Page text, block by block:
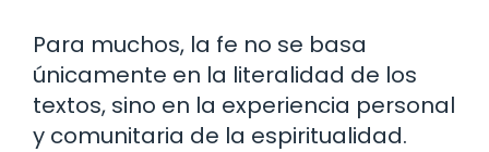
Para muchos, la fe no se basa
únicamente en la literalidad de los
textos, sino en la experiencia personal
y comunitaria de la espiritualidad.